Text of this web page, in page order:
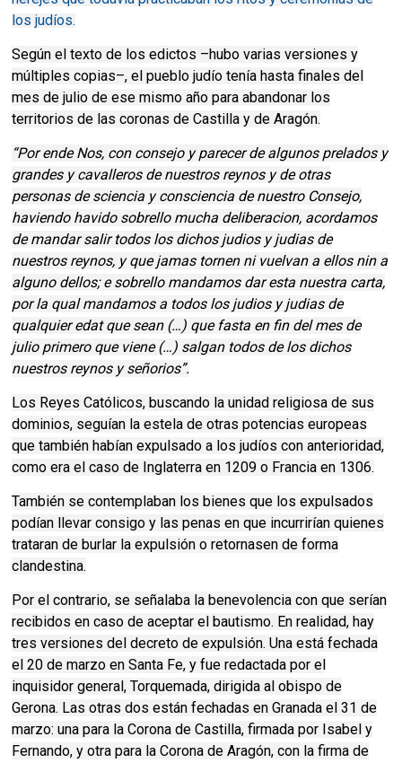
los judíos.
Según el texto de los edictos –hubo varias versiones y
múltiples copias–, el pueblo judío tenía hasta finales del
mes de julio de ese mismo año para abandonar los
territorios de las coronas de Castilla y de Aragón.
“Por ende Nos, con consejo y parecer de algunos prelados y
grandes y cavalleros de nuestros reynos y de otras
personas de sciencia y consciencia de nuestro Consejo,
haviendo havido sobrello mucha deliberacion, acordamos
de mandar salir todos los dichos judios y judias de
nuestros reynos, y que jamas tornen ni vuelvan a ellos nin a
alguno dellos; e sobrello mandamos dar esta nuestra carta,
por la qual mandamos a todos los judios y judias de
qualquier edat que sean (…) que fasta en fin del mes de
julio primero que viene (…) salgan todos de los dichos
nuestros reynos y señorios”.
Los Reyes Católicos, buscando la unidad religiosa de sus
dominios, seguían la estela de otras potencias europeas
que también habían expulsado a los judíos con anterioridad,
como era el caso de Inglaterra en 1209 o Francia en 1306.
También se contemplaban los bienes que los expulsados
podían llevar consigo y las penas en que incurrirían quienes
trataran de burlar la expulsión o retornasen de forma
clandestina.
Por el contrario, se señalaba la benevolencia con que serían
recibidos en caso de aceptar el bautismo. En realidad, hay
tres versiones del decreto de expulsión. Una está fechada
el 20 de marzo en Santa Fe, y fue redactada por el
inquisidor general, Torquemada, dirigida al obispo de
Gerona. Las otras dos están fechadas en Granada el 31 de
marzo: una para la Corona de Castilla, firmada por Isabel y
Fernando, y otra para la Corona de Aragón, con la firma de